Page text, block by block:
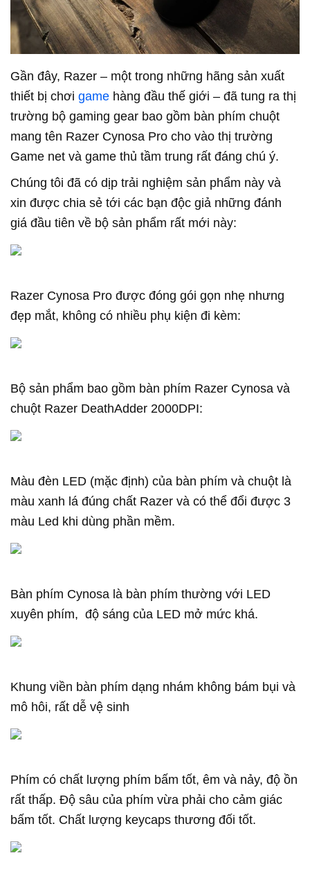
Gần đây, Razer – một trong những hãng sản xuất
thiết bị chơi game hàng đầu thế giới – đã tung ra thị
trường bộ gaming gear bao gồm bàn phím chuột
mang tên Razer Cynosa Pro cho vào thị trường
Game net và game thủ tầm trung rất đáng chú ý.
Chúng tôi đã có dịp trải nghiệm sản phẩm này và
xin được chia sẻ tới các bạn độc giả những đánh
giá đầu tiên về bộ sản phẩm rất mới này:
Razer Cynosa Pro được đóng gói gọn nhẹ nhưng
đẹp mắt, không có nhiều phụ kiện đi kèm:
Bộ sản phẩm bao gồm bàn phím Razer Cynosa và
chuột Razer DeathAdder 2000DPI:
Màu đèn LED (mặc định) của bàn phím và chuột là
màu xanh lá đúng chất Razer và có thể đổi được 3
màu Led khi dùng phần mềm.
Bàn phím Cynosa là bàn phím thường với LED
xuyên phím, độ sáng của LED mở mức khá.
Khung viền bàn phím dạng nhám không bám bụi và
mô hôi, rất dễ vệ sinh
Phím có chất lượng phím bấm tốt, êm và nảy, độ ồn
rất thấp. Độ sâu của phím vừa phải cho cảm giác
bấm tốt. Chất lượng keycaps thương đối tốt.